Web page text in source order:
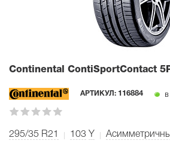
Continental ContiSportContact
АРТИКУЛ: 116884
295/35 R21 103 Y